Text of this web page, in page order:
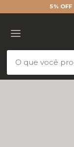
5% OFF